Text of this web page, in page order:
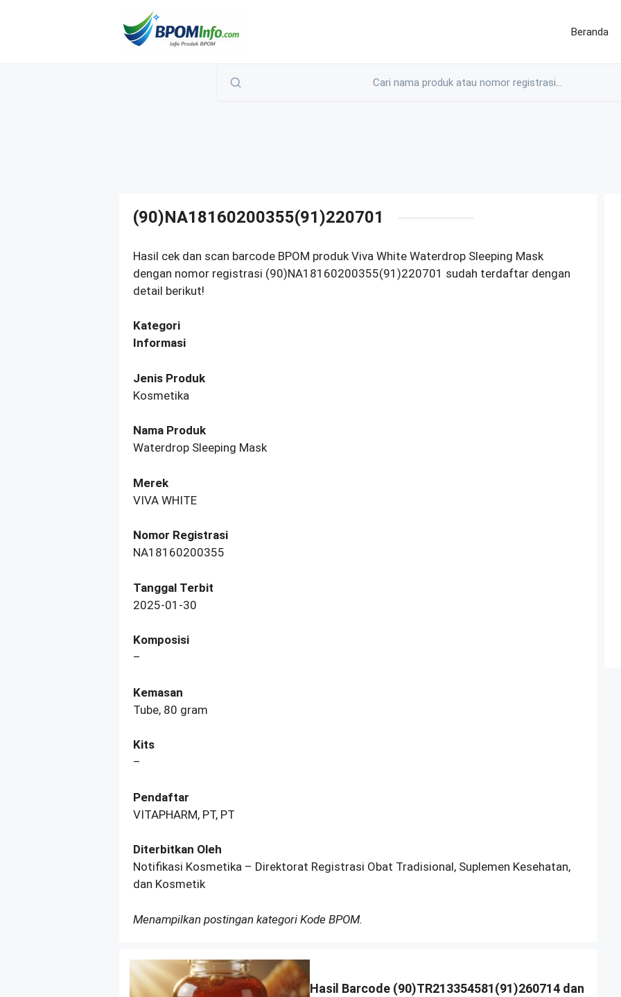
Beranda
(90)NA18160200355(91)220701
Hasil cek dan scan barcode BPOM produk Viva White Waterdrop Sleeping Mask
dengan nomor registrasi (90)NA18160200355(91)220701 sudah terdaftar dengan
detail berikut!
Kategori
Informasi
Jenis Produk
Kosmetika
Nama Produk
Waterdrop Sleeping Mask
Merek
VIVA WHITE
Nomor Registrasi
NA18160200355
Tanggal Terbit
2025-01-30
Komposisi
–
Kemasan
Tube, 80 gram
Kits
–
Pendaftar
VITAPHARM, PT, PT
Diterbitkan Oleh
Notifikasi Kosmetika – Direktorat Registrasi Obat Tradisional, Suplemen Kesehatan,
dan Kosmetik
Menampilkan postingan kategori Kode BPOM.
Hasil Barcode (90)TR213354581(91)260714 dan